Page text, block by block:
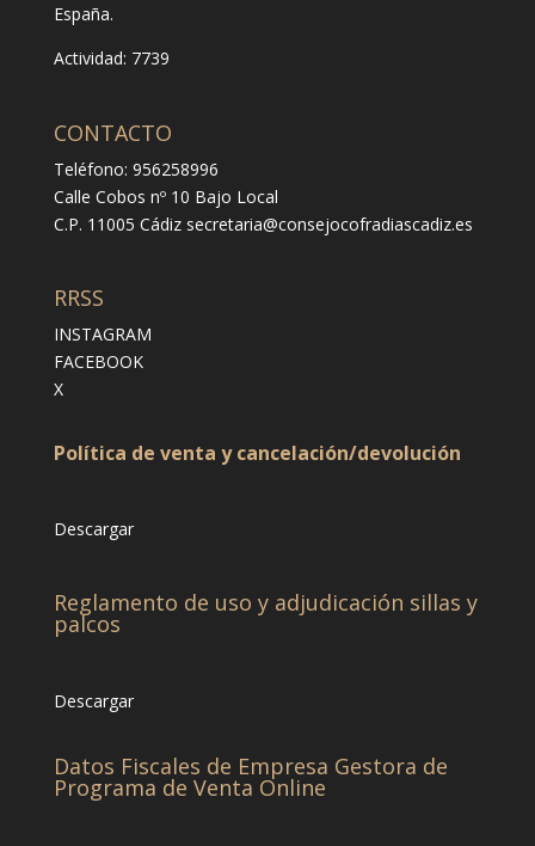
España.
Actividad: 7739
CONTACTO
Teléfono: 956258996
Calle Cobos nº 10 Bajo Local
C.P. 11005 Cádiz secretaria@consejocofradiascadiz.es
RRSS
INSTAGRAM
FACEBOOK
X
Política de venta y cancelación/devolución
Descargar
Reglamento de uso y adjudicación sillas y
palcos
Descargar
Datos Fiscales de Empresa Gestora de
Programa de Venta Online